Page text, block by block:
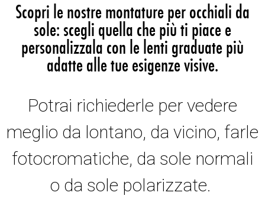
Scopri le nostre montature per occhiali da
sole: scegli quella che più ti piace e
personalizzala con le lenti graduate più
adatte alle tue esigenze visive.
Potrai richiederle per vedere
meglio da lontano, da vicino, farle
fotocromatiche, da sole normali
o da sole polarizzate.